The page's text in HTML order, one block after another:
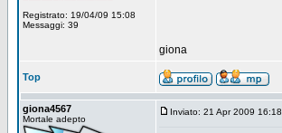
Registrato: 19/04/09 15:08
Messaggi: 39
giona
Top
giona4567
Mortale adepto
Inviato: 21 Apr 2009 16:18